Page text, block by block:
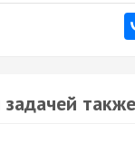
задачей